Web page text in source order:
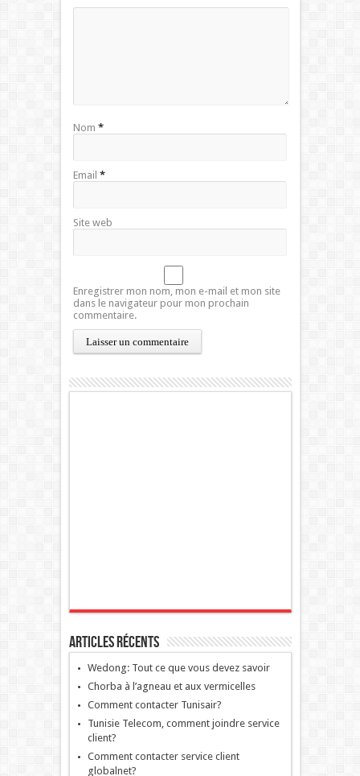
Nom *
Email *
Site web
Enregistrer mon nom, mon e-mail et mon site
dans le navigateur pour mon prochain
commentaire.
Articles récents
Wedong: Tout ce que vous devez savoir
Chorba à l’agneau et aux vermicelles
Comment contacter Tunisair?
Tunisie Telecom, comment joindre service
client?
Comment contacter service client
globalnet?